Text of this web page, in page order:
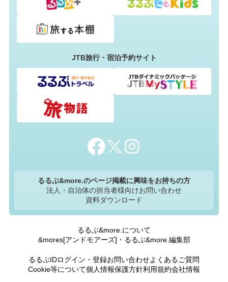
JTB旅行・宿泊予約サイト
るるぶ&more.のページ掲載に興味をお持ちの方
法人・自治体の担当者様向けお問い合わせ
資料ダウンロード
るるぶ&more.について
&mores[アンドモアーズ]・るるぶ&more.編集部
るるぶIDログイン・登録お問い合わせよくあるご質問
Cookie等について個人情報保護方針利用規約会社情報